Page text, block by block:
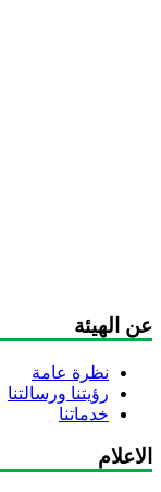
الهيئة
نظرة عامة
رؤيتنا ورسالتنا
خدماتنا